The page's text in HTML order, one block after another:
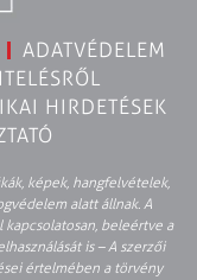
ADATVÉDELEM
HIRDETÉSEK
képek, hangfelvételek,
alatt állnak. A
beleértve a
is – A szerzői
értelmében a törvény